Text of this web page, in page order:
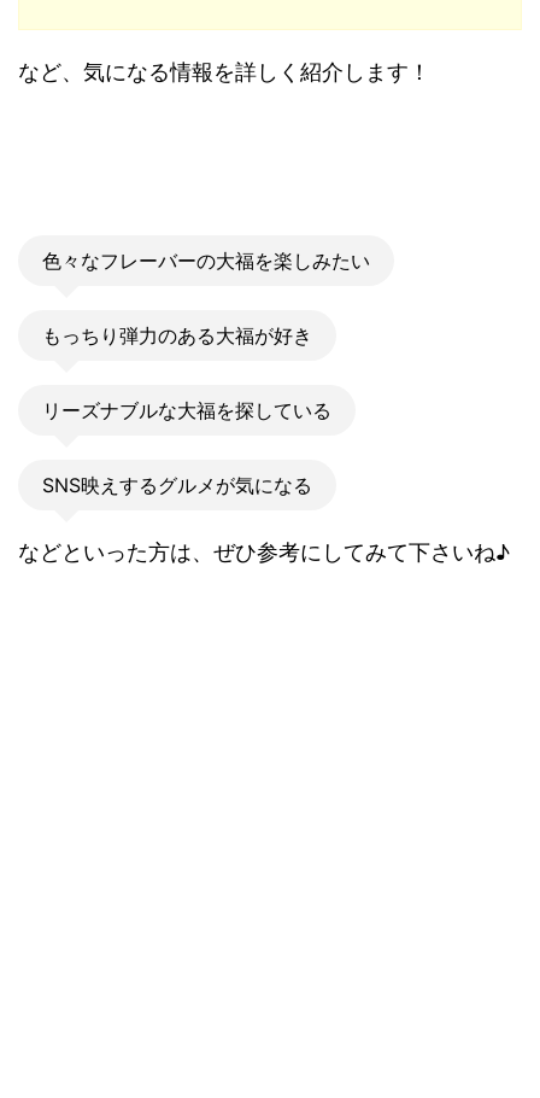
など、気になる情報を詳しく紹介します！
色々なフレーバーの大福を楽しみたい
もっちり弾力のある大福が好き
リーズナブルな大福を探している
SNS映えするグルメが気になる
などといった方は、ぜひ参考にしてみて下さいね♪